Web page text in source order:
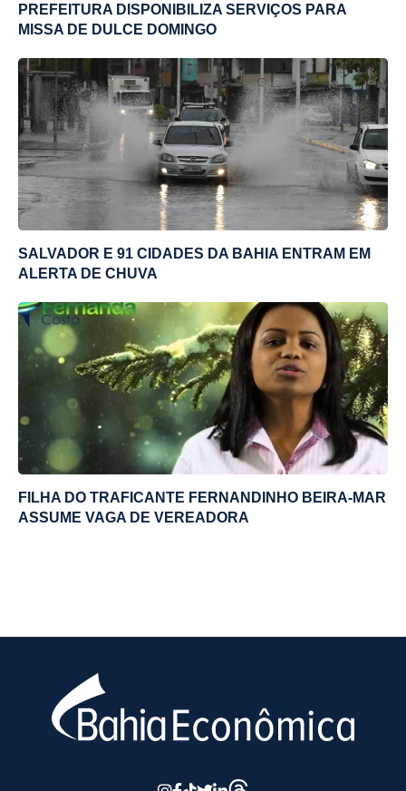
PREFEITURA DISPONIBILIZA SERVIÇOS PARA
MISSA DE DULCE DOMINGO
SALVADOR E 91 CIDADES DA BAHIA ENTRAM EM
ALERTA DE CHUVA
FILHA DO TRAFICANTE FERNANDINHO BEIRA-MAR
ASSUME VAGA DE VEREADORA